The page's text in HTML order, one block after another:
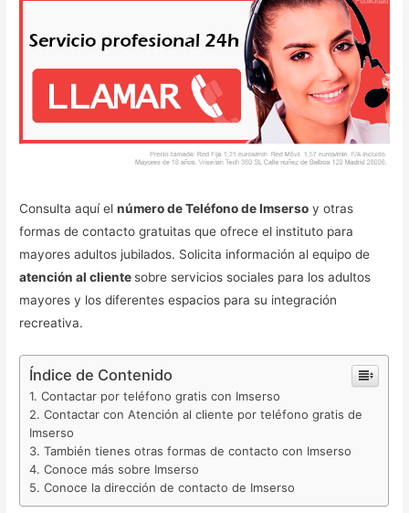
Consulta aquí elnúmero de Teléfono de Imserso y otras
formas de contacto gratuitas que ofrece el instituto para
mayores adultos jubilados. Solicita información al equipo de
atención al cliente sobre servicios sociales para los adultos
mayores y los diferentes espacios para su integración
recreativa.
Índice de Contenido
Contactar por teléfono gratis con Imserso
Contactar con Atención al cliente por teléfono gratis de
Imserso
También tienes otras formas de contacto con Imserso
Conoce más sobre Imserso
Conoce la dirección de contacto de Imserso